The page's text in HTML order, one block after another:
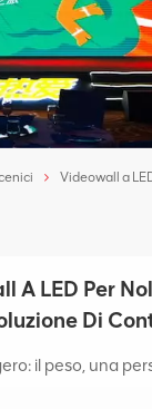
Videowall a
A LED Per
Di
il peso, una